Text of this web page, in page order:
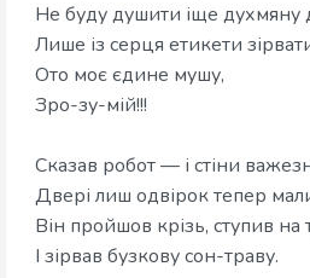
Не буду душити іще духмяну
Лише із серця етикети
Ото моє єдине мушу,
Зро-зу-мій!!!
Сказав робот — і стіни
Двері лиш одвірок тепер
Він пройшов крізь, ступив
І зірвав бузкову сон-траву.